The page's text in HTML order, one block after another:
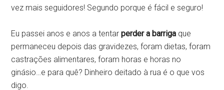
vez mais seguidores! Segundo porque é fácil e seguro!
Eu passei anos e anos a tentarperder a barriga que
permaneceu depois das gravidezes, foram dietas, foram
castrações alimentares, foram horas e horas no
ginásio…e para quê? Dinheiro deitado à rua é o que vos
digo.